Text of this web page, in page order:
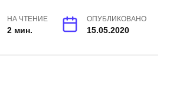
НА ЧТЕНИЕ
2 мин.
ОПУБЛИКОВАНО
15.05.2020